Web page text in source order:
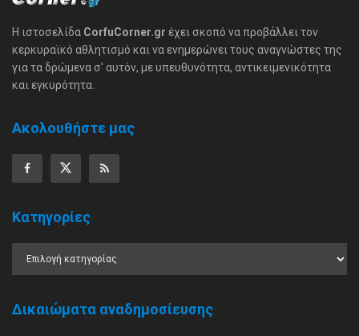
Η ιστοσελίδα CorfuCorner.gr έχει σκοπό να προβάλλει τον
κερκυραϊκό αθλητισμό και να ενημερώνει τους αναγνώστες της
για τα δρώμενα σ' αυτόν, με υπευθυνότητα, αντικειμενικότητα
και εγκυρότητα.
Ακολουθήστε μας
Κατηγορίες
Δικαιώματα αναδημοσίευσης